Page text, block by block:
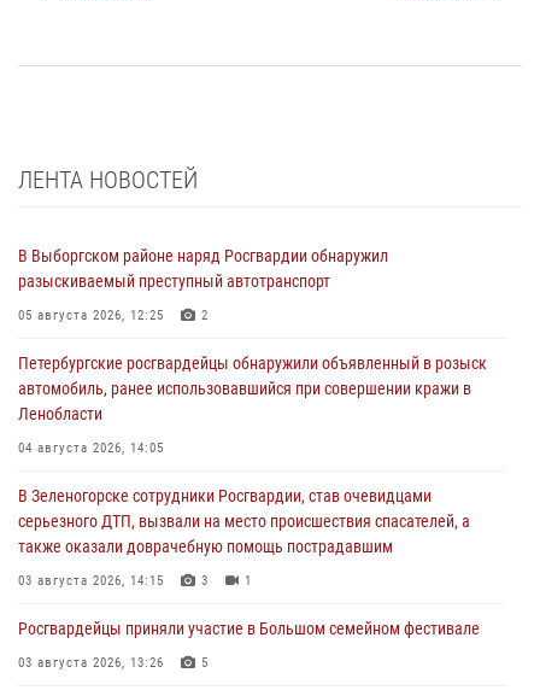
ЛЕНТА НОВОСТЕЙ
В Выборгском районе наряд Росгвардии обнаружил
разыскиваемый преступный автотранспорт
05 августа 2026, 12:25 2
Петербургские росгвардейцы обнаружили объявленный в розыск
автомобиль, ранее использовавшийся при совершении кражи в
Ленобласти
04 августа 2026, 14:05
В Зеленогорске сотрудники Росгвардии, став очевидцами
серьезного ДТП, вызвали на место происшествия спасателей, а
также оказали доврачебную помощь пострадавшим
03 августа 2026, 14:15 3 1
Росгвардейцы приняли участие в Большом семейном фестивале
03 августа 2026, 13:26 5